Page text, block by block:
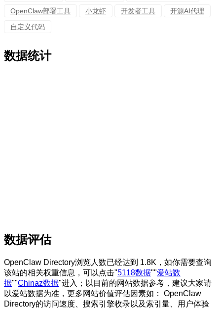
OpenClaw部署工具
小龙虾 开发者工具
开源AI代理
自定义代码
数据统计
数据评估
OpenClaw Directory浏览人数已经达到 1.8K，如你需要查询
该站的相关权重信息，可以点击"5118数据""爱站数
据""Chinaz数据"进入；以目前的网站数据参考，建议大家请
以爱站数据为准，更多网站价值评估因素如： OpenClaw
Directory的访问速度、搜索引擎收录以及索引量、用户体验